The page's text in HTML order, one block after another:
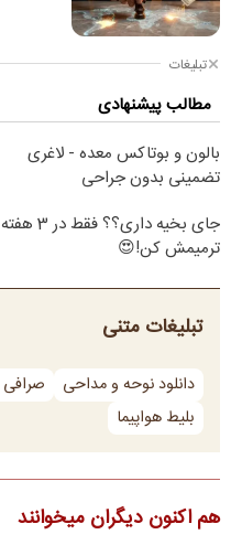
تبلیغات
مطالب پیشنهادی
بالون و بوتاکس معده - لاغری
تضمینی بدون جراحی
جای بخیه داری؟؟ فقط در 3 هفته
ترمیمش کن!😍
تبلیغات متنی
دانلود نوحه و مداحی صرافی
بلیط هواپیما
هم اکنون دیگران میخوانند